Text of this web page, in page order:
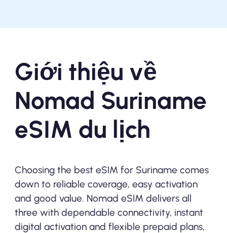
Giới thiệu về
Nomad Suriname
eSIM du lịch
Choosing the best eSIM for Suriname comes
down to reliable coverage, easy activation
and good value. Nomad eSIM delivers all
three with dependable connectivity, instant
digital activation and flexible prepaid plans,